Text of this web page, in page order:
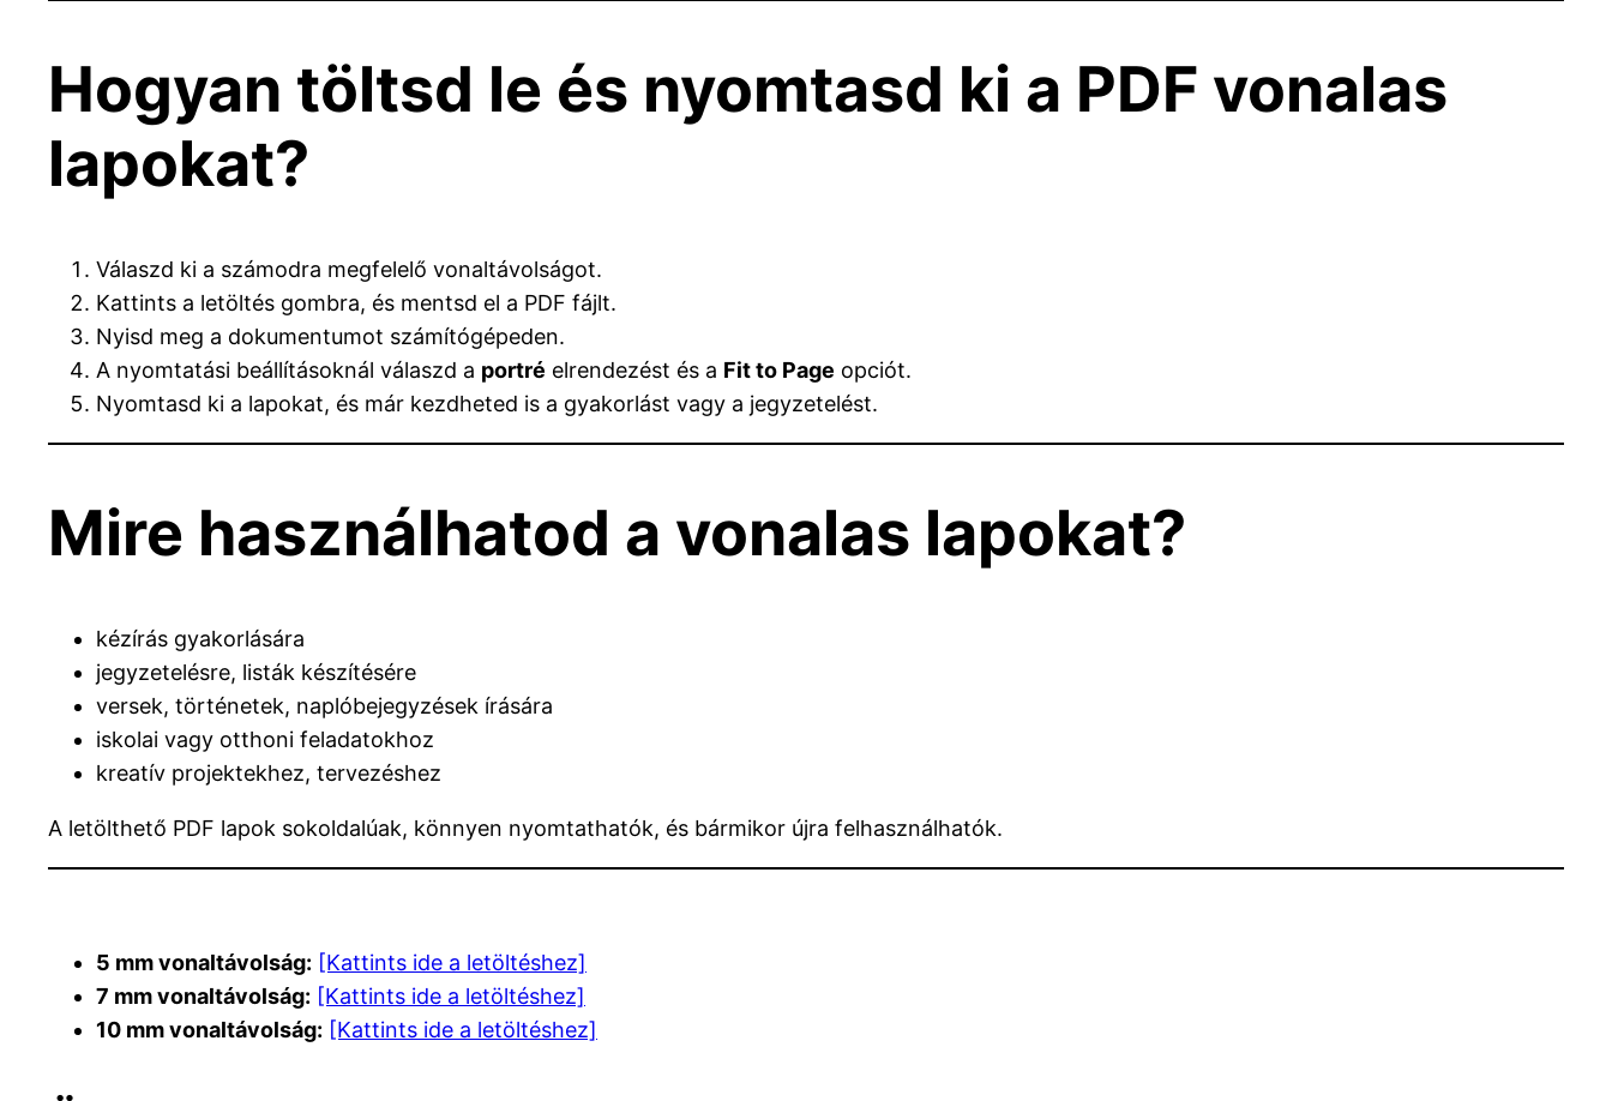
Hogyan töltsd le és nyomtasd ki a PDF vonalas
lapokat?
Válaszd ki a számodra megfelelő vonaltávolságot.
Kattints a letöltés gombra, és mentsd el a PDF fájlt.
Nyisd meg a dokumentumot számítógépeden.
A nyomtatási beállításoknál válaszd a portré elrendezést és a Fit to Page opciót.
Nyomtasd ki a lapokat, és már kezdheted is a gyakorlást vagy a jegyzetelést.
Mire használhatod a vonalas lapokat?
kézírás gyakorlására
jegyzetelésre, listák készítésére
versek, történetek, naplóbejegyzések írására
iskolai vagy otthoni feladatokhoz
kreatív projektekhez, tervezéshez
A letölthető PDF lapok sokoldalúak, könnyen nyomtathatók, és bármikor újra felhasználhatók.
5 mm vonaltávolság: [Kattints ide a letöltéshez]
7 mm vonaltávolság: [Kattints ide a letöltéshez]
10 mm vonaltávolság: [Kattints ide a letöltéshez]